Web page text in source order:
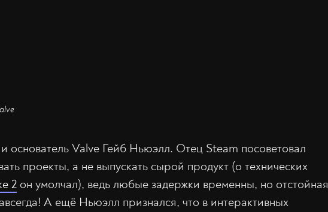
и основатель Valve Гейб Ньюэлл. Отец Steam посоветовал
проекты, а не выпускать сырой продукт (о технических
2 он умолчал), ведь любые задержки временны, но отстойная
А ещё Ньюэлл признался, что в интерактивных